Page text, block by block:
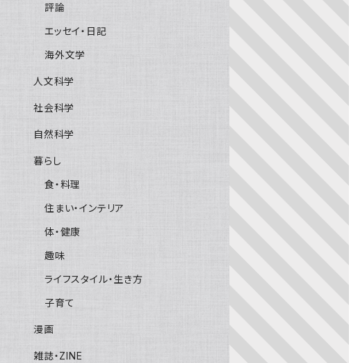
評論
エッセイ・日記
海外文学
人文科学
社会科学
自然科学
暮らし
食・料理
住まい・インテリア
体・健康
趣味
ライフスタイル・生き方
子育て
漫画
雑誌・ZINE